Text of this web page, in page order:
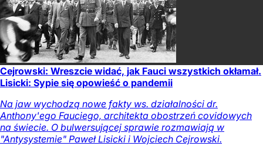
Cejrowski: Wreszcie widać, jak Fauci wszystkich okłamał.
Lisicki: Sypie się opowieść o pandemii
Na jaw wychodzą nowe fakty ws. działalności dr.
Anthony'ego Fauciego, architekta obostrzeń covidowych
na świecie. O bulwersującej sprawie rozmawiają w
"Antysystemie" Paweł Lisicki i Wojciech Cejrowski.